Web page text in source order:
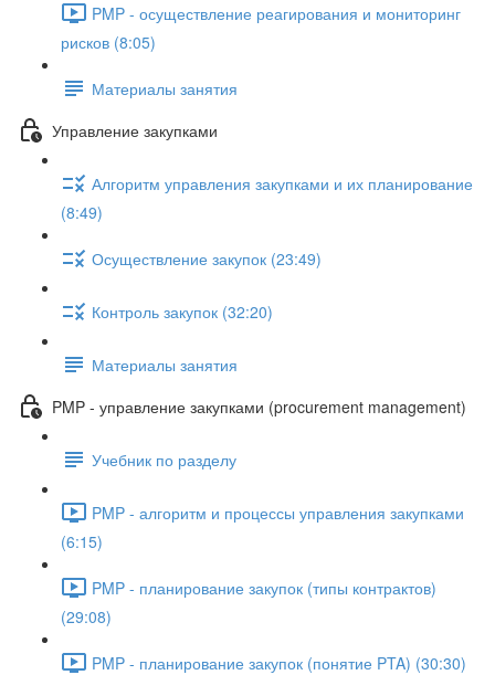
PMP - осуществление реагирования и мониторинг
рисков (8:05)
Материалы занятия
Управление закупками
Алгоритм управления закупками и их планирование
(8:49)
Осуществление закупок (23:49)
Контроль закупок (32:20)
Материалы занятия
PMP - управление закупками (procurement management)
Учебник по разделу
PMP - алгоритм и процессы управления закупками
(6:15)
PMP - планирование закупок (типы контрактов)
(29:08)
PMP - планирование закупок (понятие PTA) (30:30)